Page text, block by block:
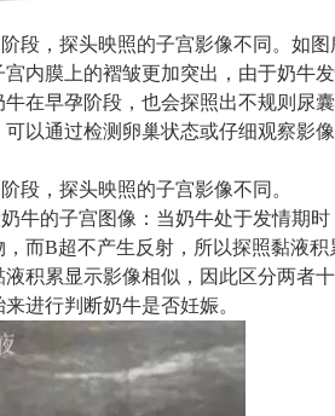
段，探头映照的子宫影像不同。如
内膜上的褶皱更加突出，由于奶牛
在早孕阶段，也会探照出不规则尿
以通过检测卵巢状态或仔细观察影
段，探头映照的子宫影像不同。
牛的子宫图像：当奶牛处于发情期
而B超不产生反射，所以探照黏液
积累显示影像相似，因此区分两者
进行判断奶牛是否妊娠。